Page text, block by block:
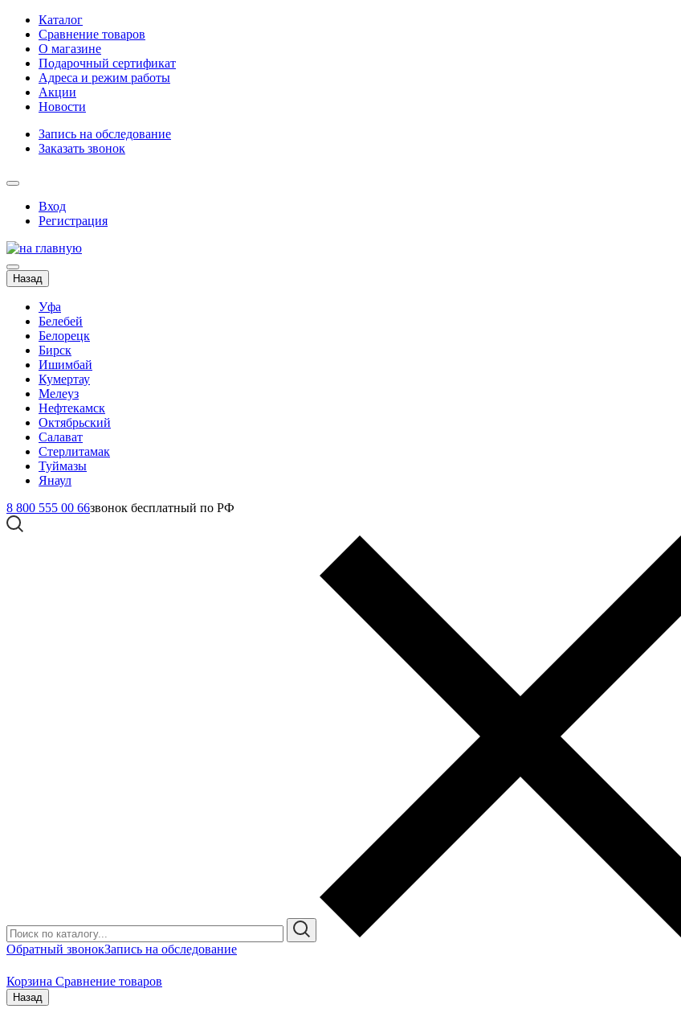
Каталог
Сравнение товаров
О магазине
Подарочный сертификат
Адреса и режим работы
Акции
Новости
Запись на обследование
Заказать звонок
Вход
Регистрация
Назад
Уфа
Белебей
Белорецк
Бирск
Ишимбай
Кумертау
Мелеуз
Нефтекамск
Октябрьский
Салават
Стерлитамак
Туймазы
Янаул
8 800 555 00 66звонок бесплатный по РФ
Обратный звонокЗапись на обследование
Корзина Сравнение товаров
Назад